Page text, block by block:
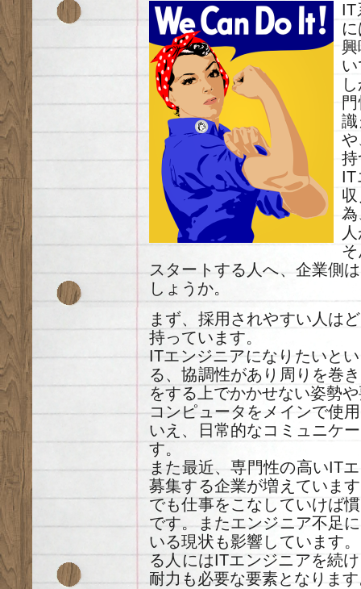
IT
IT
スタートする人へ、企業側
しょうか。
まず、採用されやすい人は
持っています。
ITエンジニアになりたいと
る、協調性があり周りを巻
をする上でかかせない姿勢
コンピュータをメインで使
いえ、日常的なコミュニケ
す。
また最近、専門性の高いIT
募集する企業が増えていま
でも仕事をこなしていけば
です。またエンジニア不足
いる現状も影響しています
る人にはITエンジニアを続
耐力も必要な要素となりま